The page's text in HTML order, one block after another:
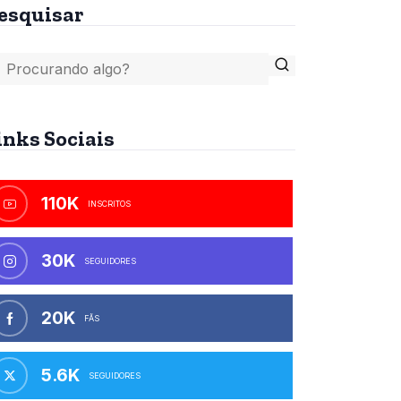
Sociais
110K INSCRITOS
30K SEGUIDORES
20K FÃS
5.6K SEGUIDORES